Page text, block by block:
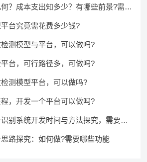
？成本支出知多少？有哪些前景?需要
台究竟需花费多少钱?
测模型与平台，可以做吗?
台，可行路径多，可做吗?
测模型平台，可以做吗?
，开发一个平台可以做吗?
别系统开发时间与方法探究，需要多
路探究：如何做?需要哪些功能